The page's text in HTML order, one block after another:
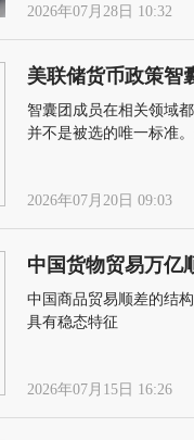
2026年07月28日 10:32
美联储货币政策智
智囊团成员在相关领域
并不是被选的唯一标准
2026年07月20日 09:03
中国货物贸易万亿
中国商品贸易顺差的结
具有稳态特征
2026年07月15日 16:26